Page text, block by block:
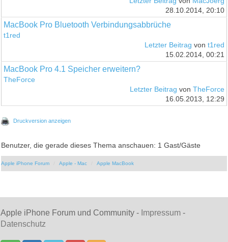
28.10.2014, 20:10
MacBook Pro Bluetooth Verbindungsabbrüche
t1red
Letzter Beitrag von t1red
15.02.2014, 00:21
MacBook Pro 4.1 Speicher erweitern?
TheForce
Letzter Beitrag von TheForce
16.05.2013, 12:29
Druckversion anzeigen
Benutzer, die gerade dieses Thema anschauen: 1 Gast/Gäste
Apple iPhone Forum Apple - Mac Apple MacBook
Apple iPhone Forum und Community - Impressum -
Datenschutz